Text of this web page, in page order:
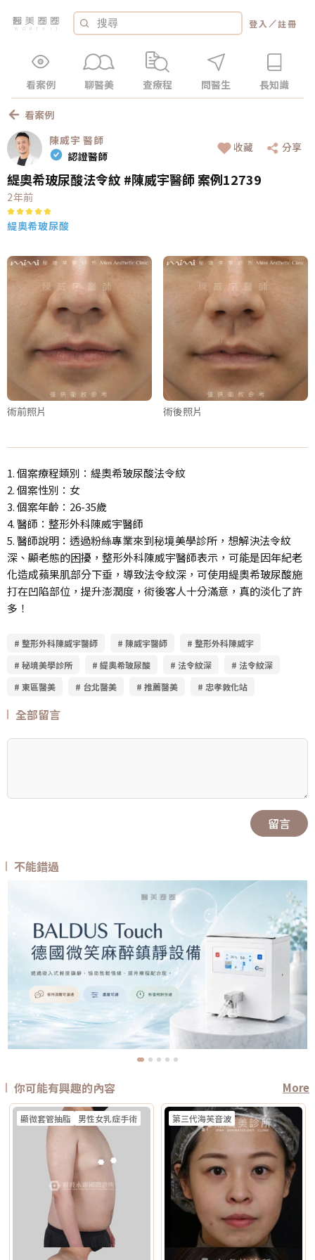
登入 ／註冊
看案例 聊醫美 查療程 問醫生 長知識
看案例
陳威宇 醫師
認證醫師
收藏 分享
緹奧希玻尿酸法令紋 #陳威宇醫師 案例12739
2年前
緹奧希玻尿酸
術前照片 術後照片
1. 個案療程類別：緹奧希玻尿酸法令紋
2. 個案性別：女
3. 個案年齡：26-35歲
4. 醫師：整形外科陳威宇醫師
5. 醫師說明：透過粉絲專業來到秘境美學診所，想解決法令紋
深、顯老態的困擾，整形外科陳威宇醫師表示，可能是因年紀老
化造成蘋果肌部分下垂，導致法令紋深，可使用緹奧希玻尿酸施
打在凹陷部位，提升澎潤度，術後客人十分滿意，真的淡化了許
多！
# 整形外科陳威宇醫師 # 陳威宇醫師
# 整形外科陳威宇
# 秘境美學診所
# 緹奧希玻尿酸 # 法令紋深
# 法令紋深
# 東區醫美
# 台北醫美 # 推薦醫美 # 忠孝敦化站
全部留言
留言
不能錯過
你可能有興趣的內容 More
顯微套管抽脂 男性女乳症手術 第三代海芙音波